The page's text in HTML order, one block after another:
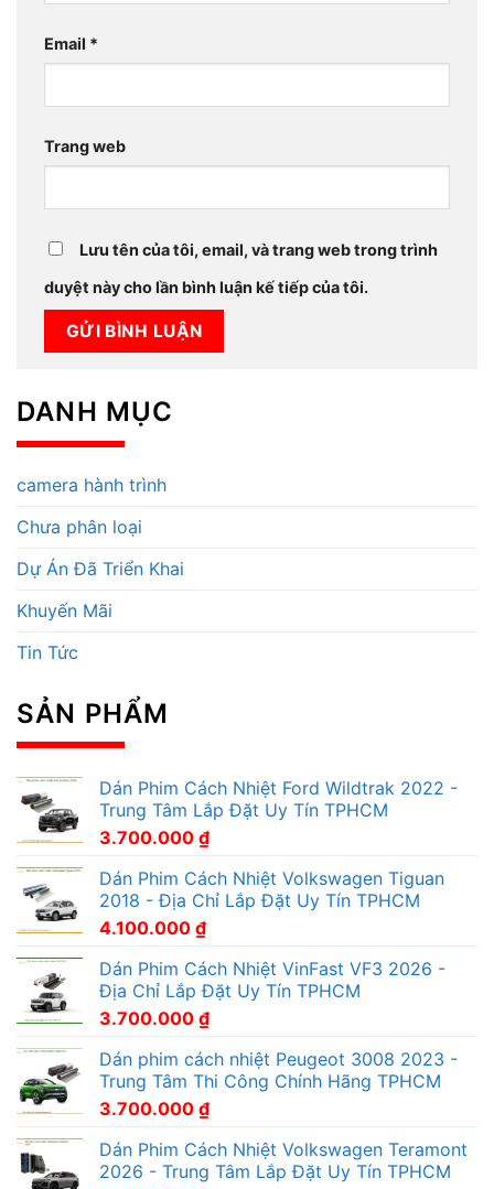
Email *
Trang web
Lưu tên của tôi, email, và trang web trong trình
duyệt này cho lần bình luận kế tiếp của tôi.
DANH MỤC
camera hành trình
Chưa phân loại
Dự Án Đã Triển Khai
Khuyến Mãi
Tin Tức
SẢN PHẨM
Dán Phim Cách Nhiệt Ford Wildtrak 2022 -
Trung Tâm Lắp Đặt Uy Tín TPHCM
3.700.000 ₫
Dán Phim Cách Nhiệt Volkswagen Tiguan
2018 - Địa Chỉ Lắp Đặt Uy Tín TPHCM
4.100.000 ₫
Dán Phim Cách Nhiệt VinFast VF3 2026 -
Địa Chỉ Lắp Đặt Uy Tín TPHCM
3.700.000 ₫
Dán phim cách nhiệt Peugeot 3008 2023 -
Trung Tâm Thi Công Chính Hãng TPHCM
3.700.000 ₫
Dán Phim Cách Nhiệt Volkswagen Teramont
2026 - Trung Tâm Lắp Đặt Uy Tín TPHCM